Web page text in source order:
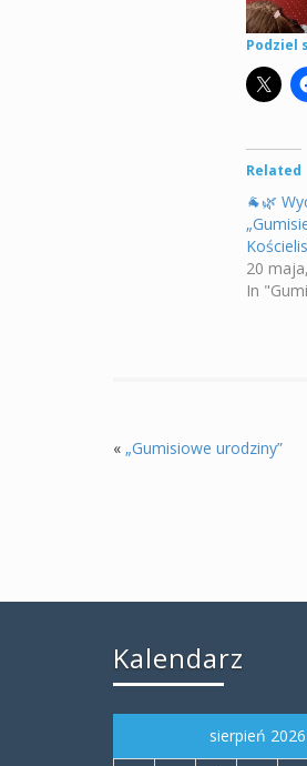
Podziel
Related
🐐🌿
20
In
« „Gumisiowe urodziny”
Kalendarz
sierpień 2026